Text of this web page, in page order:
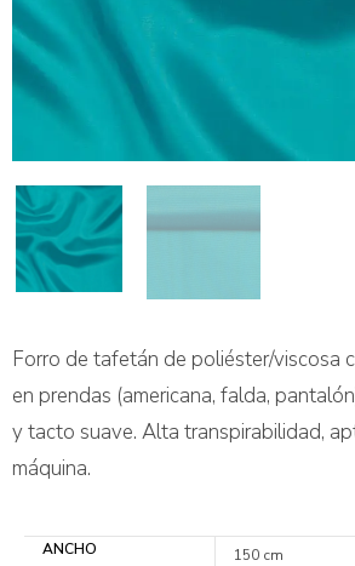
Forro de tafetán de poliéster/viscosa
en prendas (americana, falda,
y tacto suave. Alta transpirabilidad,
máquina.
ANCHO
150 cm